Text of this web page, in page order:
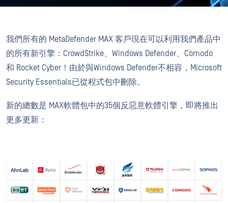
我們所有的 MetaDefender MAX 客戶現在可以利用我們產品中
的所有新引擎：CrowdStrike、Windows Defender、Comodo
和 Rocket Cyber！由於與Windows Defender不相容，Microsoft
Security Essentials已從程式包中刪除。
新的總數是 MAX軟體包中的35個反惡意軟體引擎，即將推出
更多更新：